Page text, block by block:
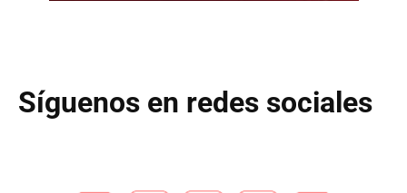
Síguenos en redes sociales